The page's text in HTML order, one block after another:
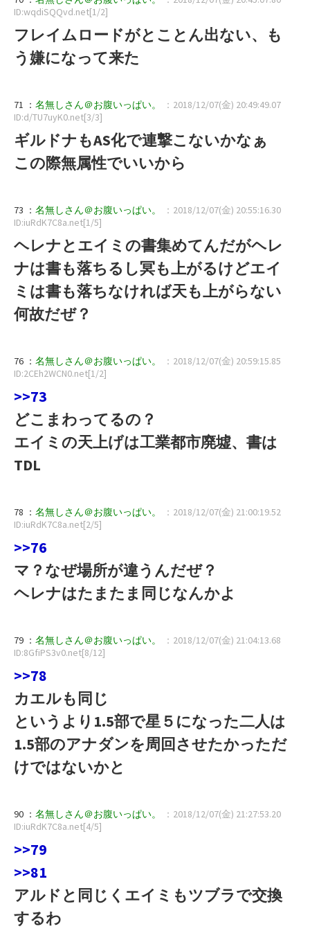
ID:wqdiSQQvd.net[1/2]
フレイムロードがとことん出ない、も
う嫌になって来た
71 ： 名無しさん＠お腹いっぱい。
：2018/12/07(金) 20:49:49.07
ID:d/TU7uyK0.net[3/3]
ギルドナもAS化で連撃こないかなぁ
この際無属性でいいから
73 ： 名無しさん＠お腹いっぱい。
：2018/12/07(金) 20:55:16.30
ID:iuRdK7C8a.net[1/5]
ヘレナとエイミの書集めてんだがヘレ
ナは書も落ちるし冥も上がるけどエイ
ミは書も落ちなければ天も上がらない
何故だぜ？
76 ： 名無しさん＠お腹いっぱい。
：2018/12/07(金) 20:59:15.85
ID:2CEh2WCN0.net[1/2]
>>73
どこまわってるの？
エイミの天上げは工業都市廃墟、書は
TDL
78 ： 名無しさん＠お腹いっぱい。
：2018/12/07(金) 21:00:19.52
ID:iuRdK7C8a.net[2/5]
>>76
マ？なぜ場所が違うんだぜ？
ヘレナはたまたま同じなんかよ
79 ： 名無しさん＠お腹いっぱい。
：2018/12/07(金) 21:04:13.68
ID:8GfiPS3v0.net[8/12]
>>78
カエルも同じ
というより1.5部で星５になった二人は
1.5部のアナダンを周回させたかっただ
けではないかと
90 ： 名無しさん＠お腹いっぱい。
：2018/12/07(金) 21:27:53.20
ID:iuRdK7C8a.net[4/5]
>>79
>>81
アルドと同じくエイミもツブラで交換
するわ